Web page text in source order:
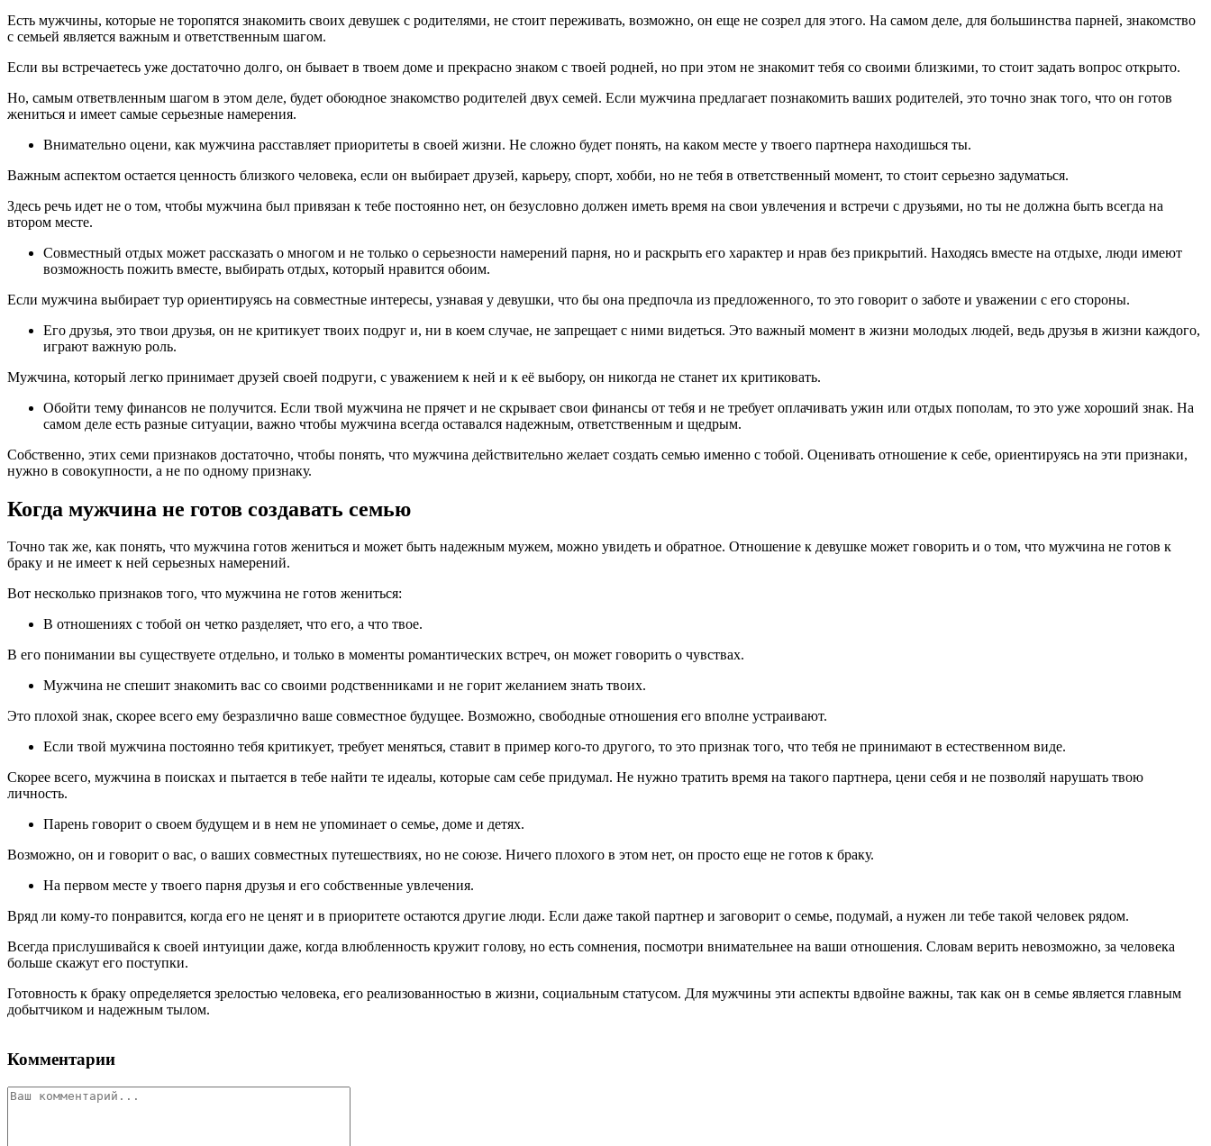
Есть мужчины, которые не торопятся знакомить своих девушек с родителями, не стоит переживать, возможно, он еще не созрел для этого. На самом деле, для большинства парней, знакомство
с семьей является важным и ответственным шагом.
Если вы встречаетесь уже достаточно долго, он бывает в твоем доме и прекрасно знаком с твоей родней, но при этом не знакомит тебя со своими близкими, то стоит задать вопрос открыто.
Но, самым ответвленным шагом в этом деле, будет обоюдное знакомство родителей двух семей. Если мужчина предлагает познакомить ваших родителей, это точно знак того, что он готов
жениться и имеет самые серьезные намерения.
Внимательно оцени, как мужчина расставляет приоритеты в своей жизни. Не сложно будет понять, на каком месте у твоего партнера находишься ты.
Важным аспектом остается ценность близкого человека, если он выбирает друзей, карьеру, спорт, хобби, но не тебя в ответственный момент, то стоит серьезно задуматься.
Здесь речь идет не о том, чтобы мужчина был привязан к тебе постоянно нет, он безусловно должен иметь время на свои увлечения и встречи с друзьями, но ты не должна быть всегда на
втором месте.
Совместный отдых может рассказать о многом и не только о серьезности намерений парня, но и раскрыть его характер и нрав без прикрытий. Находясь вместе на отдыхе, люди имеют
возможность пожить вместе, выбирать отдых, который нравится обоим.
Если мужчина выбирает тур ориентируясь на совместные интересы, узнавая у девушки, что бы она предпочла из предложенного, то это говорит о заботе и уважении с его стороны.
Его друзья, это твои друзья, он не критикует твоих подруг и, ни в коем случае, не запрещает с ними видеться. Это важный момент в жизни молодых людей, ведь друзья в жизни каждого,
играют важную роль.
Мужчина, который легко принимает друзей своей подруги, с уважением к ней и к её выбору, он никогда не станет их критиковать.
Обойти тему финансов не получится. Если твой мужчина не прячет и не скрывает свои финансы от тебя и не требует оплачивать ужин или отдых пополам, то это уже хороший знак. На
самом деле есть разные ситуации, важно чтобы мужчина всегда оставался надежным, ответственным и щедрым.
Собственно, этих семи признаков достаточно, чтобы понять, что мужчина действительно желает создать семью именно с тобой. Оценивать отношение к себе, ориентируясь на эти признаки,
нужно в совокупности, а не по одному признаку.
Когда мужчина не готов создавать семью
Точно так же, как понять, что мужчина готов жениться и может быть надежным мужем, можно увидеть и обратное. Отношение к девушке может говорить и о том, что мужчина не готов к
браку и не имеет к ней серьезных намерений.
Вот несколько признаков того, что мужчина не готов жениться:
В отношениях с тобой он четко разделяет, что его, а что твое.
В его понимании вы существуете отдельно, и только в моменты романтических встреч, он может говорить о чувствах.
Мужчина не спешит знакомить вас со своими родственниками и не горит желанием знать твоих.
Это плохой знак, скорее всего ему безразлично ваше совместное будущее. Возможно, свободные отношения его вполне устраивают.
Если твой мужчина постоянно тебя критикует, требует меняться, ставит в пример кого-то другого, то это признак того, что тебя не принимают в естественном виде.
Скорее всего, мужчина в поисках и пытается в тебе найти те идеалы, которые сам себе придумал. Не нужно тратить время на такого партнера, цени себя и не позволяй нарушать твою
личность.
Парень говорит о своем будущем и в нем не упоминает о семье, доме и детях.
Возможно, он и говорит о вас, о ваших совместных путешествиях, но не союзе. Ничего плохого в этом нет, он просто еще не готов к браку.
На первом месте у твоего парня друзья и его собственные увлечения.
Вряд ли кому-то понравится, когда его не ценят и в приоритете остаются другие люди. Если даже такой партнер и заговорит о семье, подумай, а нужен ли тебе такой человек рядом.
Всегда прислушивайся к своей интуиции даже, когда влюбленность кружит голову, но есть сомнения, посмотри внимательнее на ваши отношения. Словам верить невозможно, за человека
больше скажут его поступки.
Готовность к браку определяется зрелостью человека, его реализованностью в жизни, социальным статусом. Для мужчины эти аспекты вдвойне важны, так как он в семье является главным
добытчиком и надежным тылом.
Комментарии